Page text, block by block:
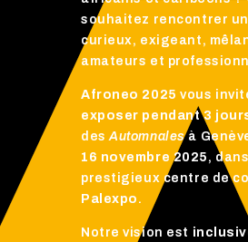
souhaitez rencontrer
curieux, exigeant,
amateurs et
Afroneo 2025 vous
exposer pendant 3
desAutomnalesà
16 novembre 2025 ,
prestigieux centre de
Palexpo .
Notre vision est